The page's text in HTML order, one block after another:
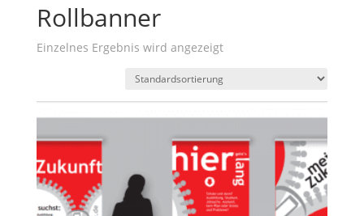
Rollbanner
Einzelnes Ergebnis wird angezeigt